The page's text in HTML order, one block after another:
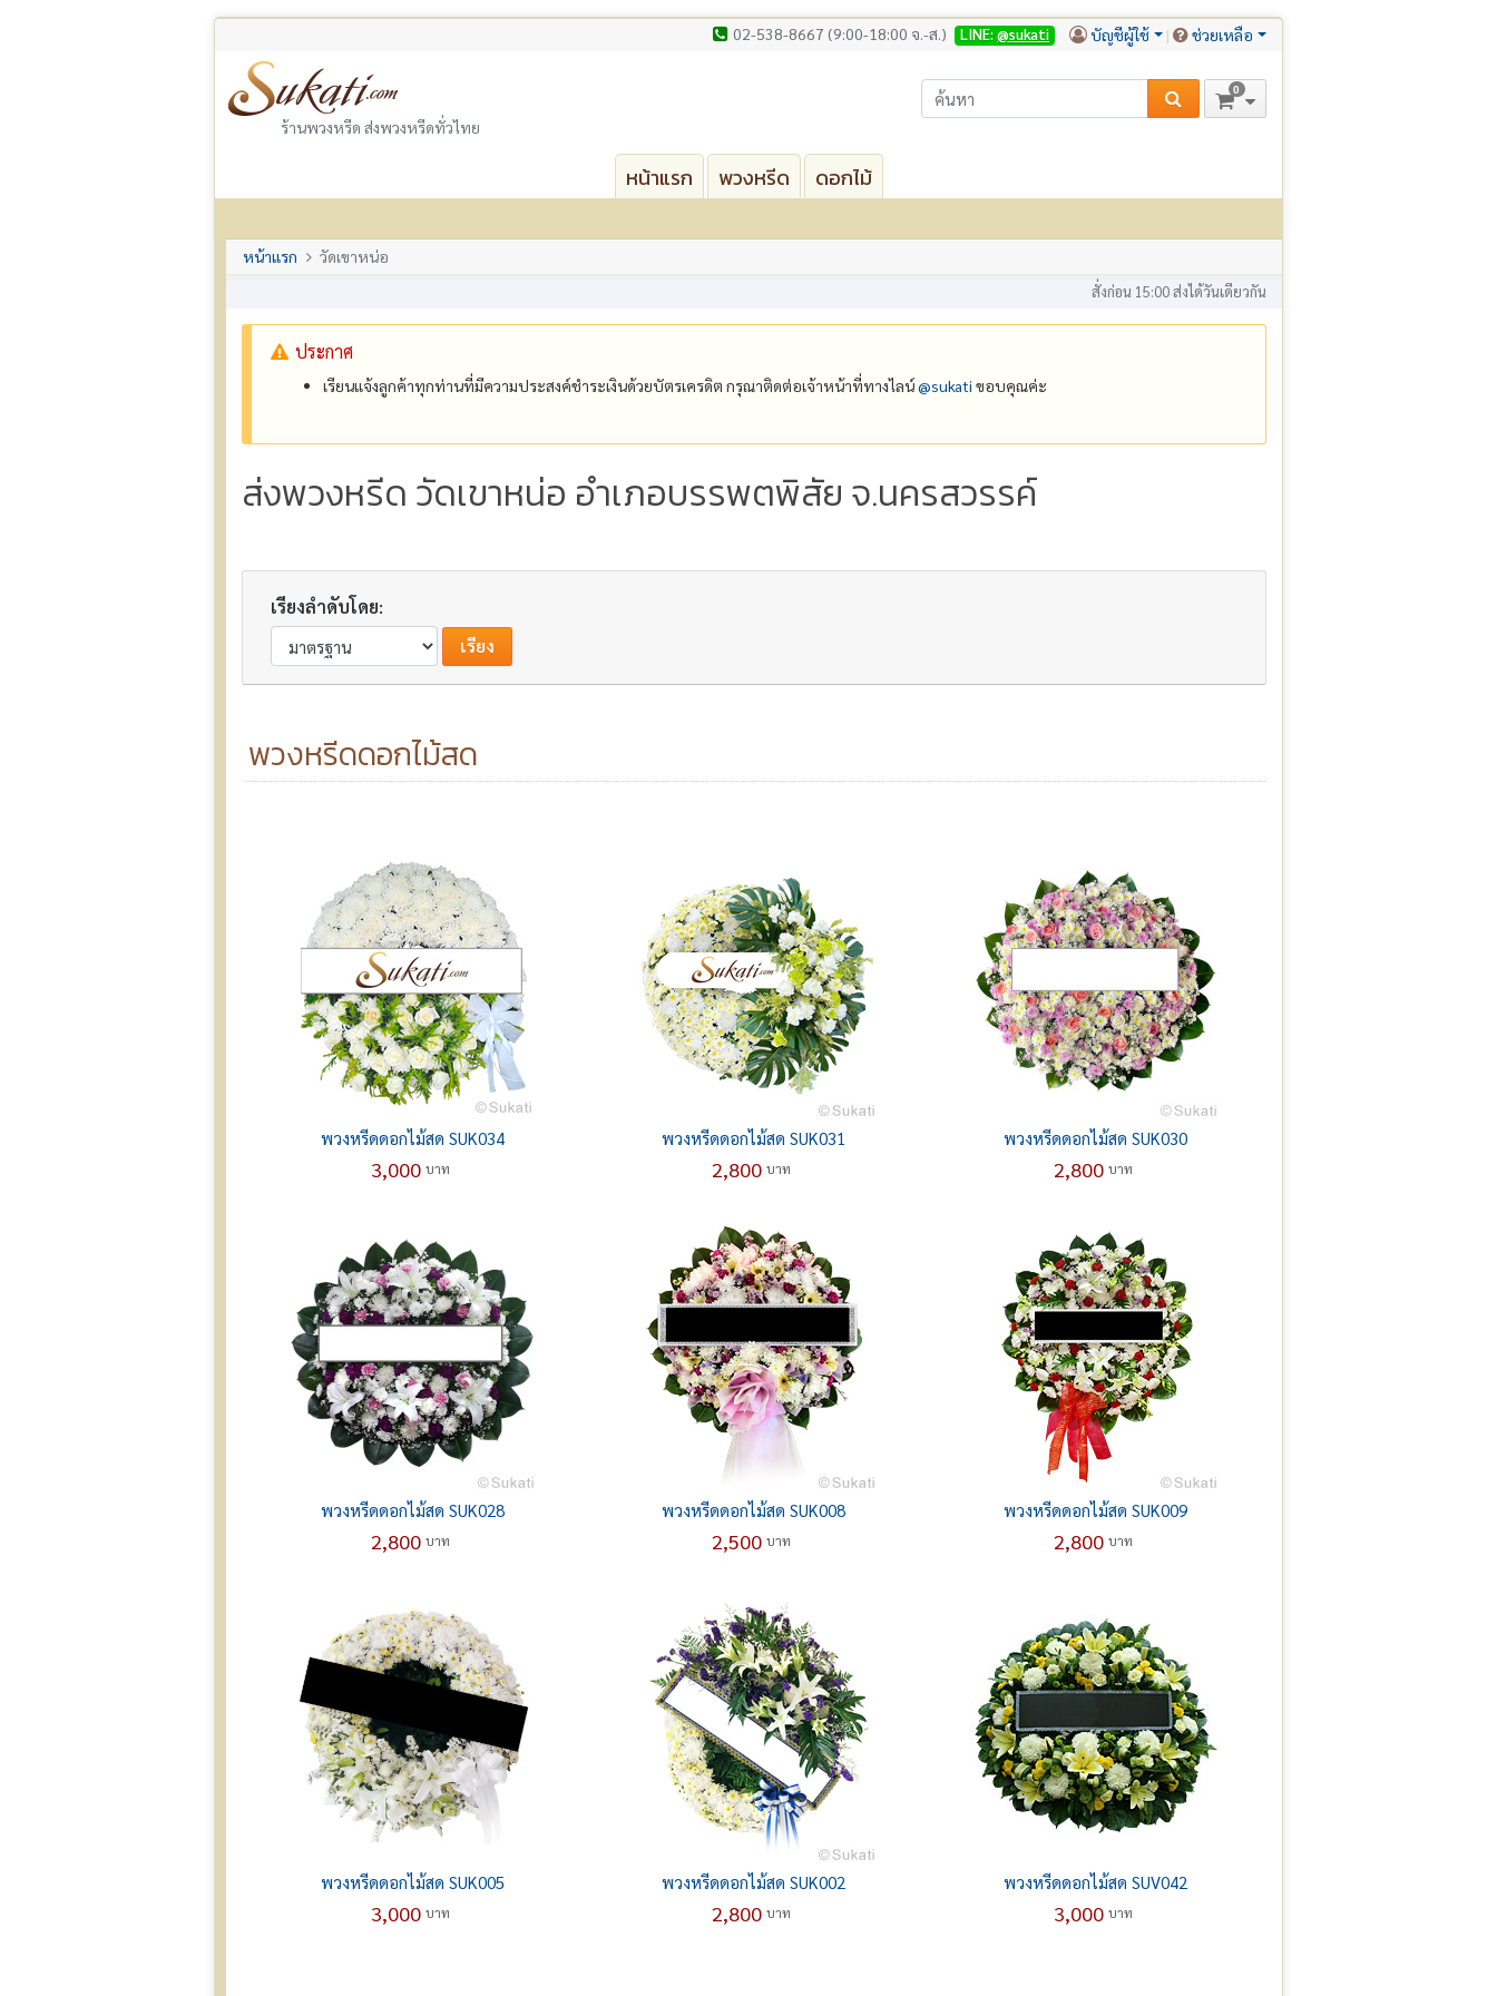
02-538-8667 (9:00-18:00 จ.-ส.) LINE:@sukati บัญชีผู้ใช้ ช่วยเหลือ
ร้านพวงหรีด ส่งพวงหรีดทั่วไทย
0
หน้าแรก พวงหรีด ดอกไม้
หน้าแรก วัดเขาหน่อ
สั่งก่อน 15:00 ส่งได้วันเดียวกัน
ประกาศ
เรียนแจ้งลูกค้าทุกท่านที่มีความประสงค์ชำระเงินด้วยบัตรเครดิต กรุณาติดต่อเจ้าหน้าที่ทางไลน์@‌sukati ขอบคุณค่ะ
ส่งพวงหรีด วัดเขาหน่อ อำเภอบรรพตพิสัย จ.นครสวรรค์
เรียงลำดับโดย:
พวงหรีดดอกไม้สด
พวงหรีดดอกไม้สด SUK034
3,000 บาท
พวงหรีดดอกไม้สด SUK031
2,800บาท
พวงหรีดดอกไม้สด SUK030
2,800บาท
พวงหรีดดอกไม้สด SUK028
2,800 บาท
พวงหรีดดอกไม้สด SUK008
2,500บาท
พวงหรีดดอกไม้สด SUK009
2,800บาท
พวงหรีดดอกไม้สด SUK005
3,000 บาท
พวงหรีดดอกไม้สด SUK002
2,800บาท
พวงหรีดดอกไม้สด SUV042
3,000บาท